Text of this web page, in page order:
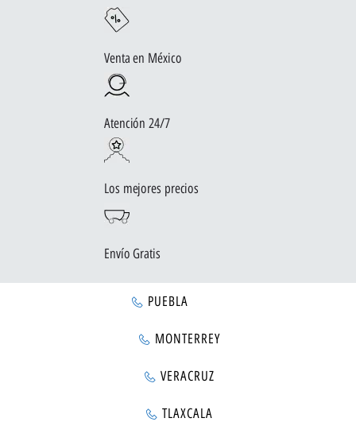
Venta en México
Atención 24/7
Los mejores precios
Envío Gratis
PUEBLA
MONTERREY
VERACRUZ
TLAXCALA